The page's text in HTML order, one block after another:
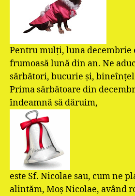
Pentru mulţi, luna decembrie
frumoasă lună din an. Ne
sărbători, bucurie şi,
Prima sărbătoare din
îndeamnă să dăruim,
este Sf. Nicolae sau, cum ne
alintăm, Moş Nicolae, având